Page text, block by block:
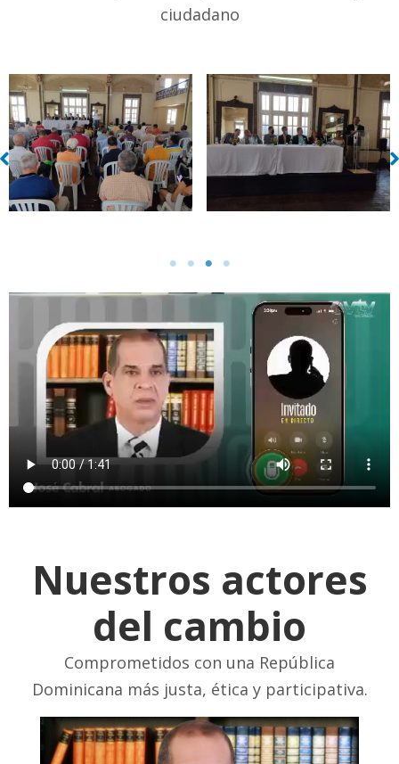
ciudadano
Sin leyenda Sin leyenda
Nuestros actores
del cambio
Comprometidos con una República
Dominicana más justa, ética y participativa.